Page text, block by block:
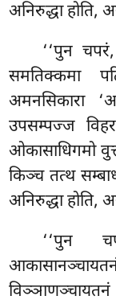
अनिरुद्धा होति,
‘‘पुन
समतिक्कमा
अमनसिकारा
उपसम्पज्ज
ओकासाधिगमो
किञ्च तत्थ
अनिरुद्धा होति,
‘‘पुन
विञ्ञाणञ्चायतनं